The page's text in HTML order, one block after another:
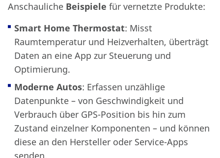
Anschauliche Beispiele für vernetzte Produkte:
Smart Home Thermostat: Misst
Raumtemperatur und Heizverhalten, überträgt
Daten an eine App zur Steuerung und
Optimierung.
Moderne Autos: Erfassen unzählige
Datenpunkte – von Geschwindigkeit und
Verbrauch über GPS-Position bis hin zum
Zustand einzelner Komponenten – und können
diese an den Hersteller oder Service-Apps